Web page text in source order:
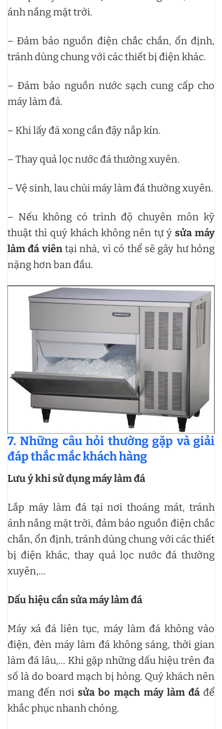
ánh nắng mặt trời.
– Đảm bảo nguồn điện chắc chắn, ổn định,
tránh dùng chung với các thiết bị điện khác.
– Đảm bảo nguồn nước sạch cung cấp cho
máy làm đá.
– Khi lấy đá xong cần đậy nắp kín.
– Thay quả lọc nước đá thường xuyên.
– Vệ sinh, lau chùi máy làm đá thường xuyên.
– Nếu không có trình độ chuyên môn kỹ
thuật thì quý khách không nên tự ýsửa máy
làm đá viêntại nhà, vì có thể sẽ gây hư hỏng
nặng hơn ban đầu.
7. Những câu hỏi thường gặp và giải
đáp thắc mắc khách hàng
Lưu ý khi sử dụng máy làm đá
Lắp máy làm đá tại nơi thoáng mát, tránh
ánh nắng mặt trời, đảm bảo nguồn điện chắc
chắn, ổn định, tránh dùng chung với các thiết
bị điện khác, thay quả lọc nước đá thường
xuyên,…
Dấu hiệu cần sửa máy làm đá
Máy xả đá liên tục, máy làm đá không vào
điện, đèn máy làm đá không sáng, thời gian
làm đá lâu,… Khi gặp những dấu hiệu trên đa
số là do board mạch bị hỏng. Quý khách nên
mang đến nơisửa bo mạch máy làm đáđể
khắc phục nhanh chóng.